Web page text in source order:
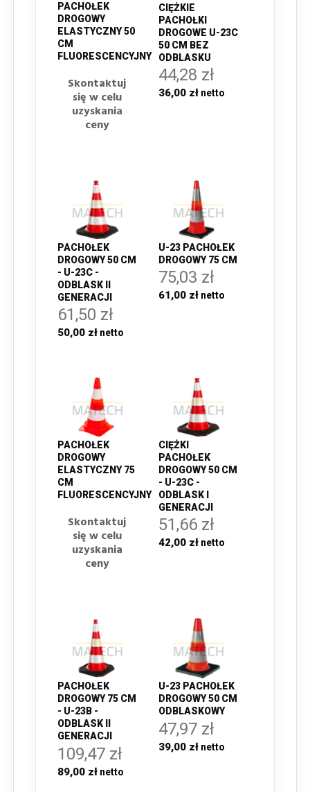
PACHOŁEK
DROGOWY
ELASTYCZNY 50
CM
FLUORESCENCYJNY
Skontaktuj
się w celu
uzyskania
ceny
CIĘŻKIE
PACHOŁKI
DROGOWE U-23C
50 CM BEZ
ODBLASKU
44,28 zł
36,00 zł
PACHOŁEK
DROGOWY 50 CM
- U-23C -
ODBLASK II
GENERACJI
61,50 zł
50,00 zł
U-23 PACHOŁEK
DROGOWY 75 CM
75,03 zł
61,00 zł
PACHOŁEK
DROGOWY
ELASTYCZNY 75
CM
FLUORESCENCYJNY
Skontaktuj
się w celu
uzyskania
ceny
CIĘŻKI
PACHOŁEK
DROGOWY 50 CM
- U-23C -
ODBLASK I
GENERACJI
51,66 zł
42,00 zł
PACHOŁEK
DROGOWY 75 CM
- U-23B -
ODBLASK II
GENERACJI
109,47 zł
89,00 zł
U-23 PACHOŁEK
DROGOWY 50 CM
ODBLASKOWY
47,97 zł
39,00 zł